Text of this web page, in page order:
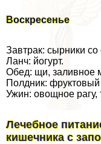
Воскресенье
Завтpaк: сырники
Ланч: йогурт.
Обед: щи, заливное
Полдник: фруктовый
Ужин: овощное рагу,
Лечебное
кишечника с